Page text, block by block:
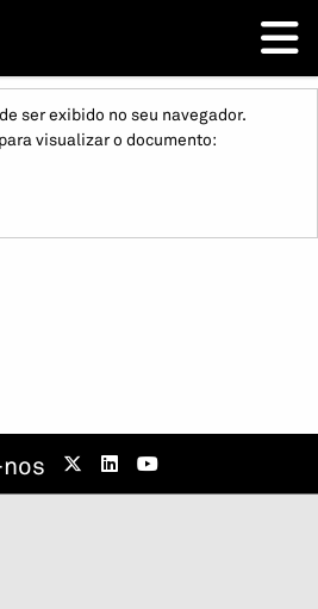
ser exibido no seu navegador.
visualizar o documento: